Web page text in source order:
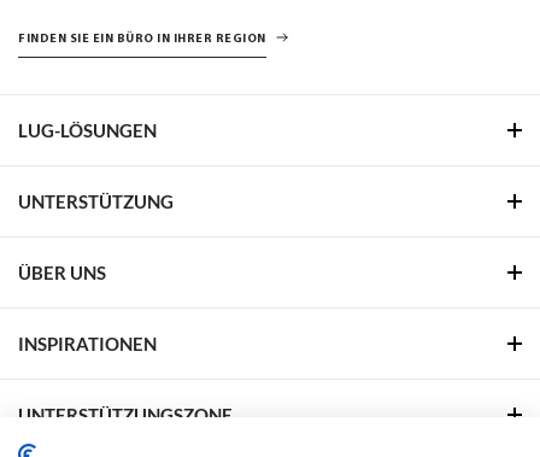
FINDEN SIE EIN BÜRO IN IHRER REGION
LUG-LÖSUNGEN
UNTERSTÜTZUNG
ÜBER UNS
INSPIRATIONEN
UNTERSTÜTZUNGSZONE